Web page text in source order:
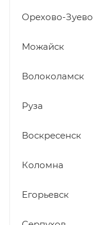
Орехово-Зуево
Можайск
Волоколамск
Руза
Воскресенск
Коломна
Егорьевск